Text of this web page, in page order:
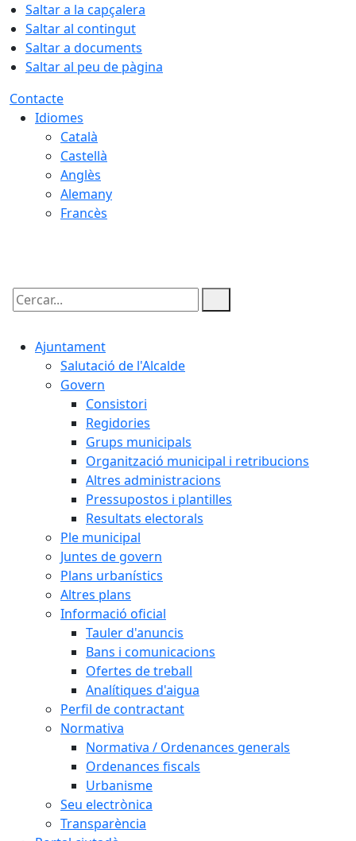
Saltar a la capçalera
Saltar al contingut
Saltar a documents
Saltar al peu de pàgina
Contacte
Idiomes
Català
Castellà
Anglès
Alemany
Francès
Cercar:
Ajuntament
Salutació de l'Alcalde
Govern
Consistori
Regidories
Grups municipals
Organització municipal i retribucions
Altres administracions
Pressupostos i plantilles
Resultats electorals
Ple municipal
Juntes de govern
Plans urbanístics
Altres plans
Informació oficial
Tauler d'anuncis
Bans i comunicacions
Ofertes de treball
Analítiques d'aigua
Perfil de contractant
Normativa
Normativa / Ordenances generals
Ordenances fiscals
Urbanisme
Seu electrònica
Transparència